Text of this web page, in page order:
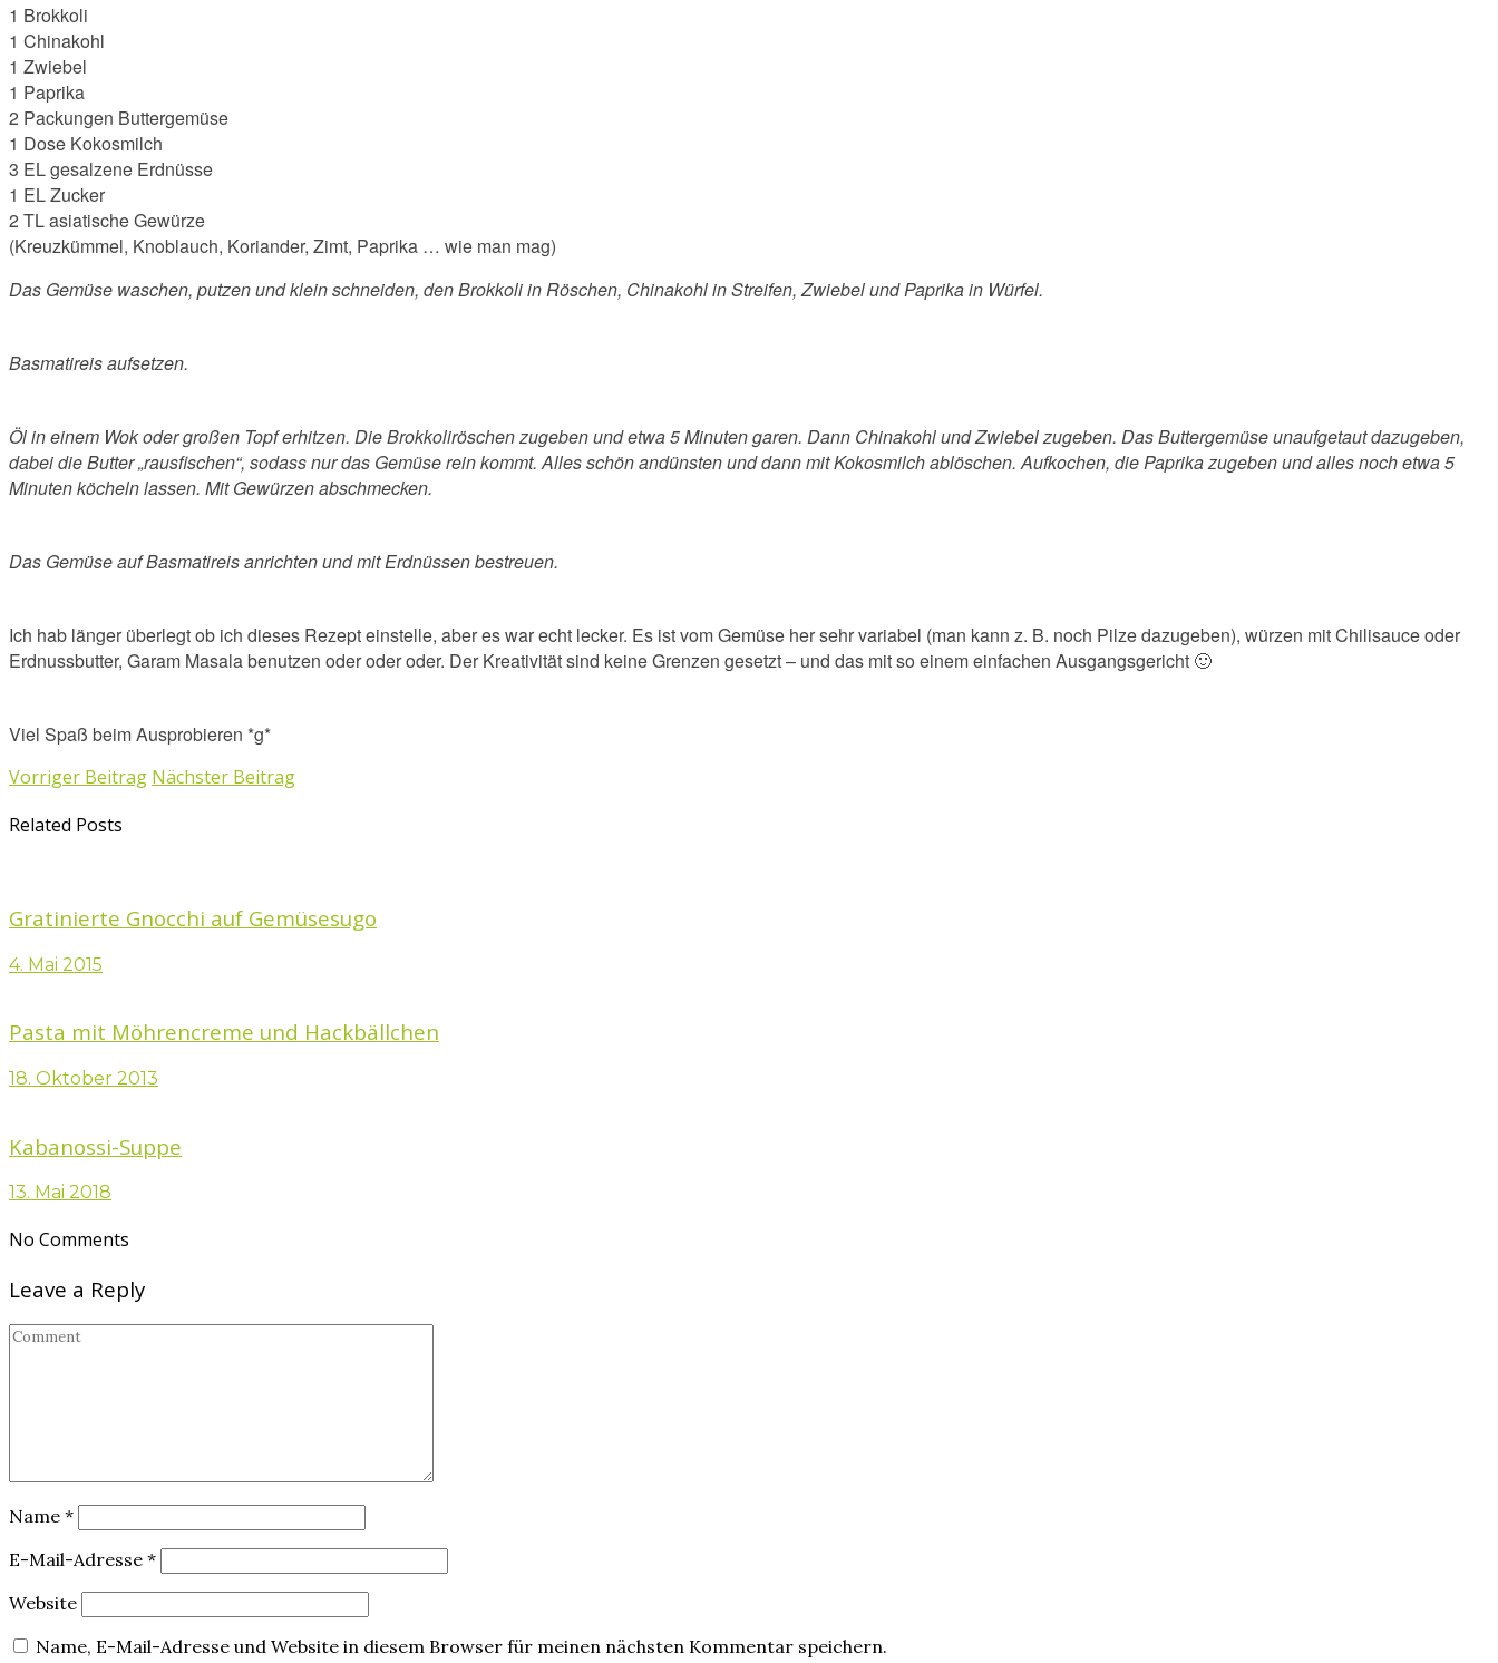
1 Brokkoli
1 Chinakohl
1 Zwiebel
1 Paprika
2 Packungen Buttergemüse
1 Dose Kokosmilch
3 EL gesalzene Erdnüsse
1 EL Zucker
2 TL asiatische Gewürze
(Kreuzkümmel, Knoblauch, Koriander, Zimt, Paprika … wie man mag)
Das Gemüse waschen, putzen und klein schneiden, den Brokkoli in Röschen, Chinakohl in Streifen, Zwiebel und Paprika in Würfel.
Basmatireis aufsetzen.
Öl in einem Wok oder großen Topf erhitzen. Die Brokkoliröschen zugeben und etwa 5 Minuten garen. Dann Chinakohl und Zwiebel zugeben. Das Buttergemüse unaufgetaut dazugeben,
dabei die Butter „rausfischen“, sodass nur das Gemüse rein kommt. Alles schön andünsten und dann mit Kokosmilch ablöschen. Aufkochen, die Paprika zugeben und alles noch etwa 5
Minuten köcheln lassen. Mit Gewürzen abschmecken.
Das Gemüse auf Basmatireis anrichten und mit Erdnüssen bestreuen.
Ich hab länger überlegt ob ich dieses Rezept einstelle, aber es war echt lecker. Es ist vom Gemüse her sehr variabel (man kann z. B. noch Pilze dazugeben), würzen mit Chilisauce oder
Erdnussbutter, Garam Masala benutzen oder oder oder. Der Kreativität sind keine Grenzen gesetzt – und das mit so einem einfachen Ausgangsgericht 🙂
Viel Spaß beim Ausprobieren *g*
Vorriger Beitrag Nächster Beitrag
Related Posts
Gratinierte Gnocchi auf Gemüsesugo
4. Mai 2015
Pasta mit Möhrencreme und Hackbällchen
18. Oktober 2013
Kabanossi-Suppe
13. Mai 2018
No Comments
Leave a Reply
Name *
E-Mail-Adresse *
Website
Name, E-Mail-Adresse und Website in diesem Browser für meinen nächsten Kommentar speichern.